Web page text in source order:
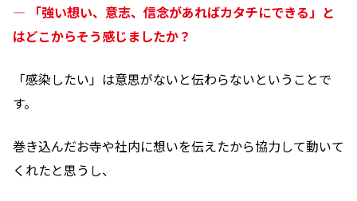
― 「強い想い、意志、信念があればカタチにできる」と
はどこからそう感じましたか？
「感染したい」は意思がないと伝わらないということで
す。
巻き込んだお寺や社内に想いを伝えたから協力して動いて
くれたと思うし、